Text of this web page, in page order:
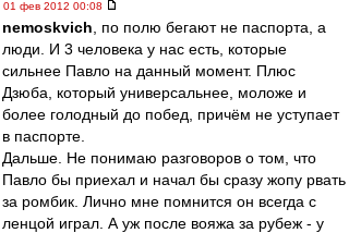
01 фев 2012 00:08
nemoskvich , по полю бегают не паспорта, а
люди. И 3 человека у нас есть, которые
сильнее Павло на данный момент. Плюс
Дзюба, который универсальнее, моложе и
более голодный до побед, причём не уступает
в паспорте.
Дальше. Не понимаю разговоров о том, что
Павло бы приехал и начал бы сразу жопу рвать
за ромбик. Лично мне помнится он всегда с
ленцой играл. А уж после вояжа за рубеж - у